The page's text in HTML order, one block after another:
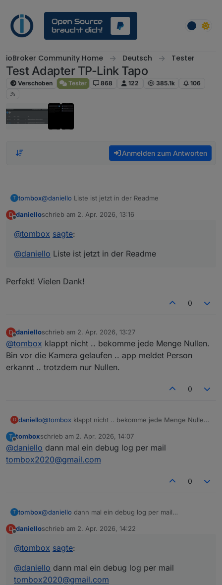
ioBroker Community Home Deutsch Tester
Test Adapter TP-Link Tapo
Verschoben Tester 868 122 385.1k 106
Anmelden zum Antworten
T tombox@daniello Liste ist jetzt in der Readme
D danielloschrieb am 2. Apr. 2026, 13:16
zuletzt editiert von
@tombox sagte:
@daniello Liste ist jetzt in der Readme
Perfekt! Vielen Dank!
0
D
Offline
danielloschrieb am 2. Apr. 2026, 13:27
zuletzt editiert von
@tombox klappt nicht .. bekomme jede Menge Nullen.
Bin vor die Kamera gelaufen .. app meldet Person
erkannt .. trotzdem nur Nullen.
0
D daniello@tombox klappt nicht .. bekomme jede Menge Nullen.
erkannt .. trotzdem nur Nullen.
T
Offline
tomboxschrieb am 2. Apr. 2026, 14:07
zuletzt editiert von
@daniello dann mal ein debug log per mail
tombox2020@gmail.com
0
T tombox@daniello dann mal ein debug log per mail
D danielloschrieb am 2. Apr. 2026, 14:22
zuletzt editiert von
@tombox sagte:
@daniello dann mal ein debug log per mail
tombox2020@gmail.com